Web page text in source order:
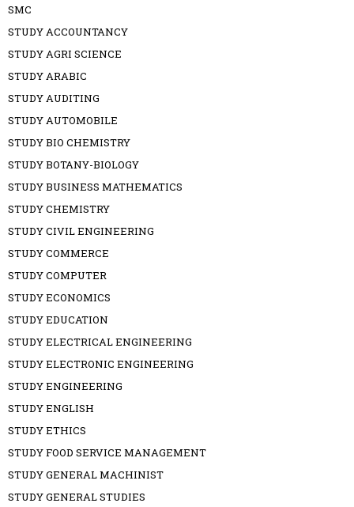
SMC
STUDY ACCOUNTANCY
STUDY AGRI SCIENCE
STUDY ARABIC
STUDY AUDITING
STUDY AUTOMOBILE
STUDY BIO CHEMISTRY
STUDY BOTANY-BIOLOGY
STUDY BUSINESS MATHEMATICS
STUDY CHEMISTRY
STUDY CIVIL ENGINEERING
STUDY COMMERCE
STUDY COMPUTER
STUDY ECONOMICS
STUDY EDUCATION
STUDY ELECTRICAL ENGINEERING
STUDY ELECTRONIC ENGINEERING
STUDY ENGINEERING
STUDY ENGLISH
STUDY ETHICS
STUDY FOOD SERVICE MANAGEMENT
STUDY GENERAL MACHINIST
STUDY GENERAL STUDIES